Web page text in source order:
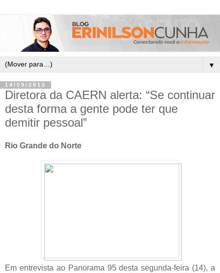
▼
14/09/2015
Diretora da CAERN alerta: “Se continuar
desta forma a gente pode ter que
demitir pessoal”
Rio Grande do Norte
Em entrevista ao Panorama 95 desta segunda-feira (14), a